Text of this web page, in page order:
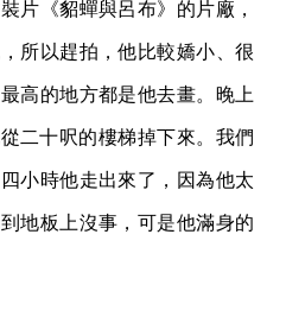
片《貂蟬與呂布》的片廠，
所以趕拍，他比較嬌小、很
高的地方都是他去畫。晚上
二十呎的樓梯掉下來。我們
小時他走出來了，因為他太
地板上沒事，可是他滿身的